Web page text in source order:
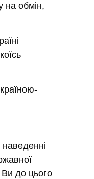
на обмін,
Ви до цього